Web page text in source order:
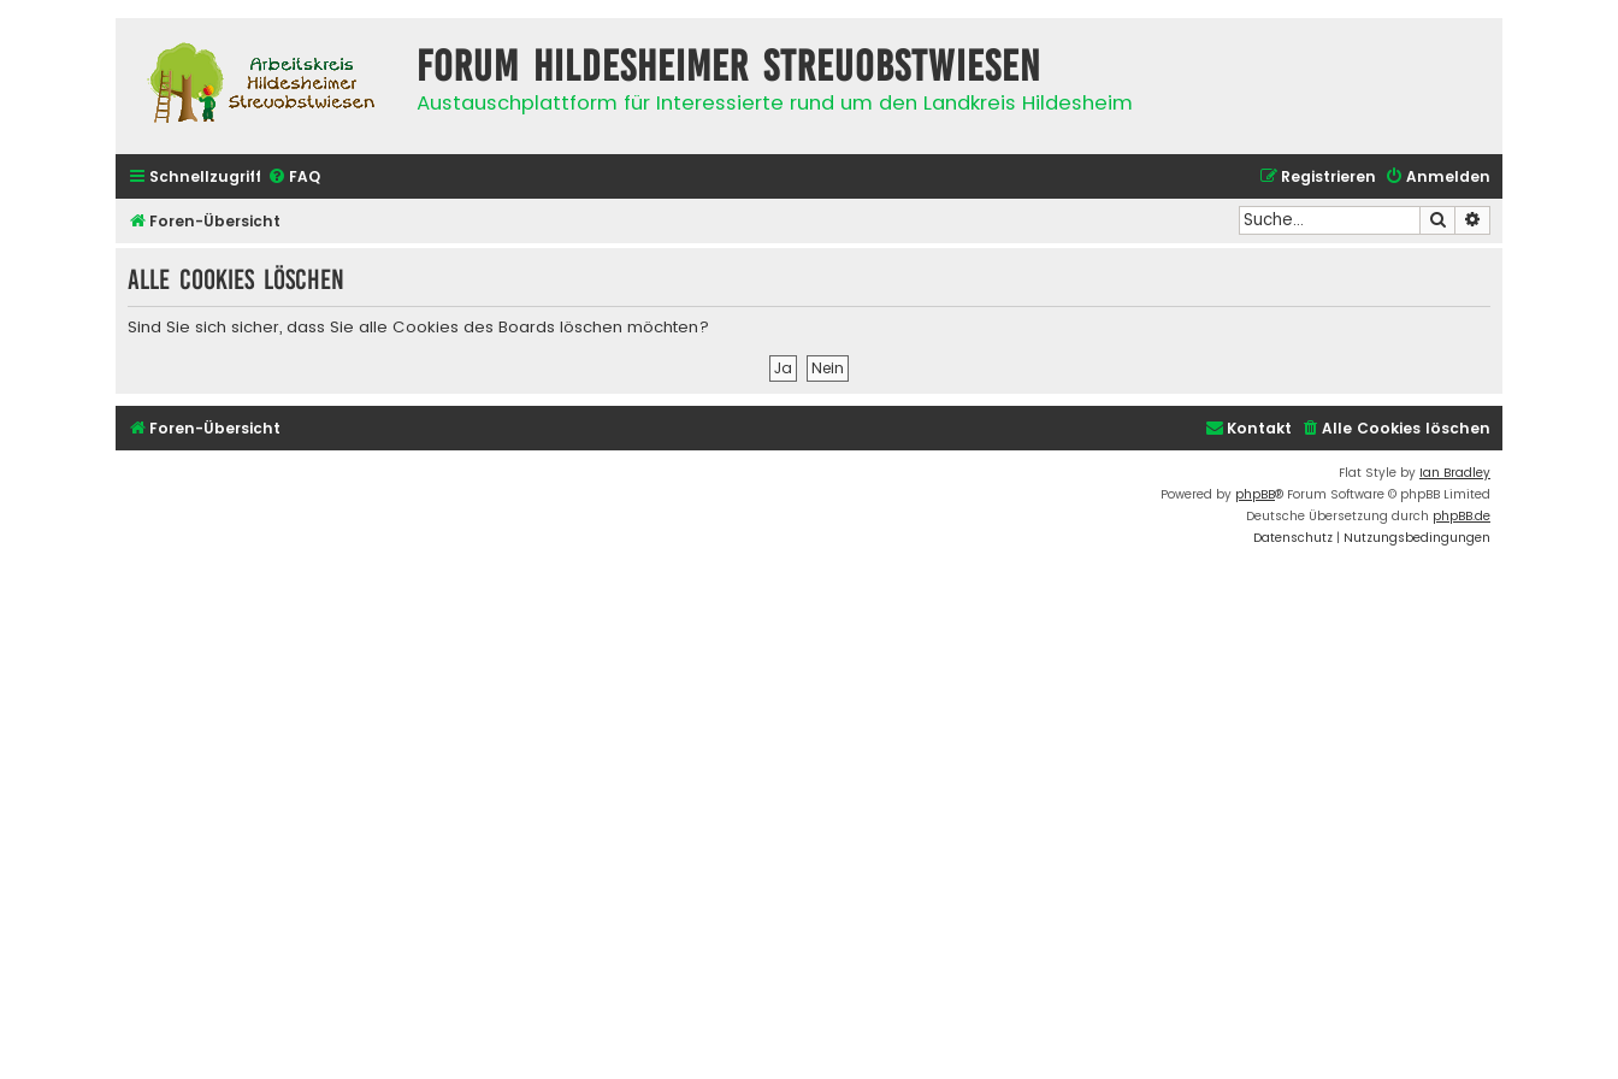
Forum Hildesheimer Streuobstwiesen
Austauschplattform für Interessierte rund um den Landkreis Hildesheim
Schnellzugriff FAQ Anmelden
Registrieren
Foren-Übersicht Suche
Alle Cookies löschen
Sind Sie sich sicher, dass Sie alle Cookies des Boards löschen möchten?
Foren-Übersicht Alle Cookies löschen
Kontakt
Flat Style by Ian Bradley
Powered by phpBB® Forum Software © phpBB Limited
Deutsche Übersetzung durch phpBB.de
Datenschutz | Nutzungsbedingungen